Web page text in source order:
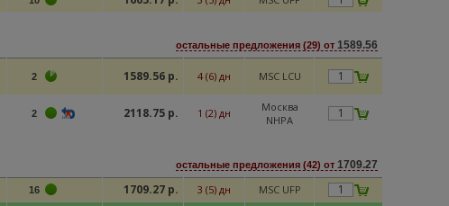
остальные предложения (29) от 1589.56
2 1589.56 р. 4 (6) дн MSC LCU
2 2118.75 р. 1 (2) дн
Москва
NHPA
остальные предложения (42) от 1709.27
16 1709.27 р. 3 (5) дн MSC UFP